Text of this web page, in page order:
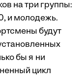
на три группы:
и молодежь.
будут
бы я ни
цикл